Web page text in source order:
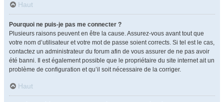
Haut
Pourquoi ne puis-je pas me connecter ?
Plusieurs raisons peuvent en être la cause. Assurez-vous avant tout que
votre nom d’utilisateur et votre mot de passe soient corrects. Si tel est le cas,
contactez un administrateur du forum afin de vous assurer de ne pas avoir
été banni. Il est également possible que le propriétaire du site internet ait un
problème de configuration et qu’il soit nécessaire de la corriger.
Haut